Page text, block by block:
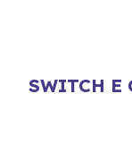
SWITCH E